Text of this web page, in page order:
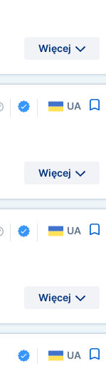
Więcej
UA
Więcej
UA
Więcej
UA